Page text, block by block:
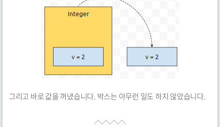
그리고 바로 값을 꺼냈습니다. 박스는 아무런 일도 하지 않았습니다.